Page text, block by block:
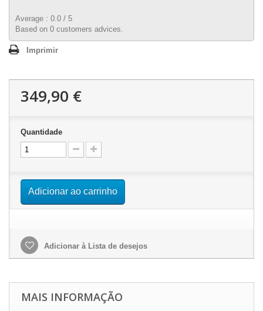
Average : 0.0 / 5
Based on 0 customers advices.
Imprimir
349,90 €
Quantidade
Adicionar ao carrinho
Adicionar à Lista de desejos
MAIS INFORMAÇÃO